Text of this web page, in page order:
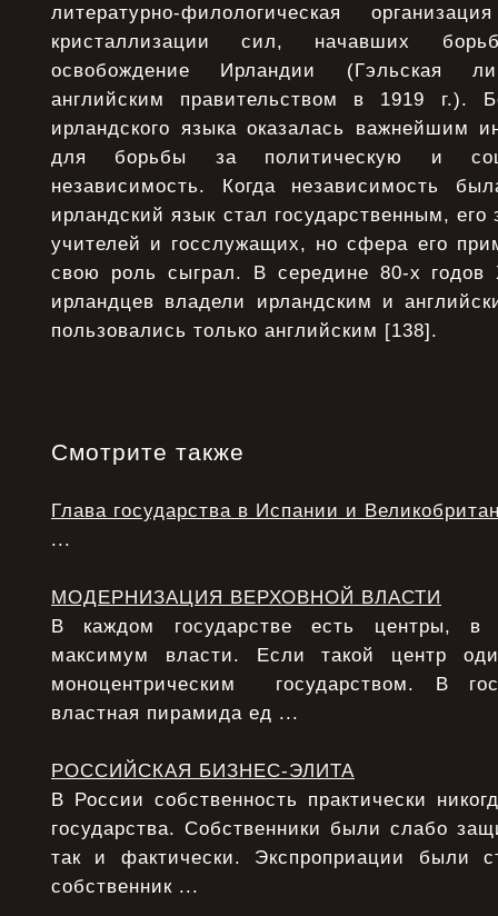
литературно-филологическая
кристаллизации сил, начавших
освобождение Ирландии (Гэльская
английским правительством в 1919 г.).
ирландского языка оказалась важнейшим
для борьбы за политическую и
независимость. Когда независимость
ирландский язык стал государственным, его
учителей и госслужащих, но сфера его
свою роль сыграл. В середине 80-х
ирландцев владели ирландским и
пользовались только английским [138].
Смотрите также
Глава государства в Испании и
...
МОДЕРНИЗАЦИЯ ВЕРХОВНОЙ ВЛАСТИ
В каждом государстве есть центры, в
максимум власти. Если такой центр
моноцентрическим государством. В
властная пирамида ед ...
РОССИЙСКАЯ БИЗНЕС-ЭЛИТА
В России собственность практически
государства. Собственники были слабо
так и фактически. Экспроприации были
собственник ...